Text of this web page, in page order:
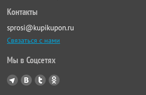
Контакты
sprosi@kupikupon.ru
Связаться с нами
Мы в Соцсетях